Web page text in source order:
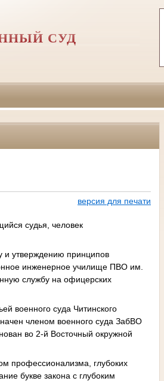
СУД
версия для печати
судья, человек
и утверждению принципов
инженерное училище ПВО им.
службу на офицерских
военного суда Читинского
членом военного суда ЗабВО
во 2-й Восточный окружной
профессионализма, глубоких
букве закона с глубоким